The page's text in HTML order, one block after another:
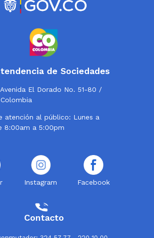
de Sociedades
El Dorado No. 51-80 /
atención al público: Lunes a
8:00am a 5:00pm
Instagram Facebook
Contacto